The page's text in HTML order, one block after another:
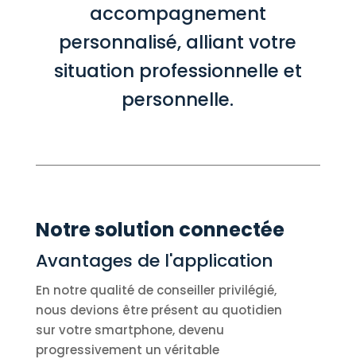
accompagnement
personnalisé, alliant votre
situation professionnelle et
personnelle.
Notre solution connectée
Avantages de l'application
En notre qualité de conseiller privilégié,
nous devions être présent au quotidien
sur votre smartphone, devenu
progressivement un véritable